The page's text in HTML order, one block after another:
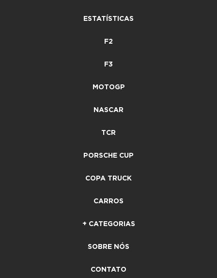
ESTATÍSTICAS
F2
F3
MOTOGP
NASCAR
TCR
PORSCHE CUP
COPA TRUCK
CARROS
+ CATEGORIAS
SOBRE NÓS
CONTATO